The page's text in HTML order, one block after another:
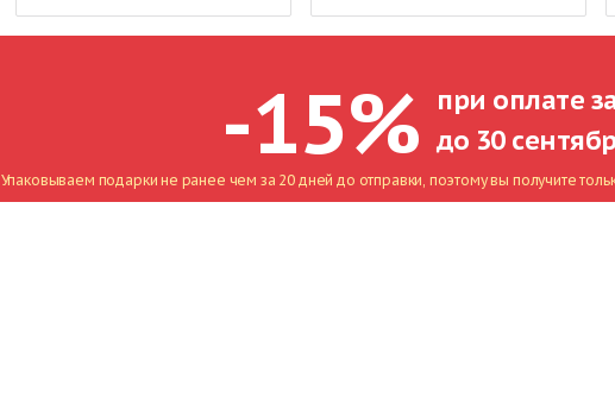
-15%
при оплате
до 30
Упаковываем подарки не ранее чем за 20 дней до отправки, поэтому вы получите